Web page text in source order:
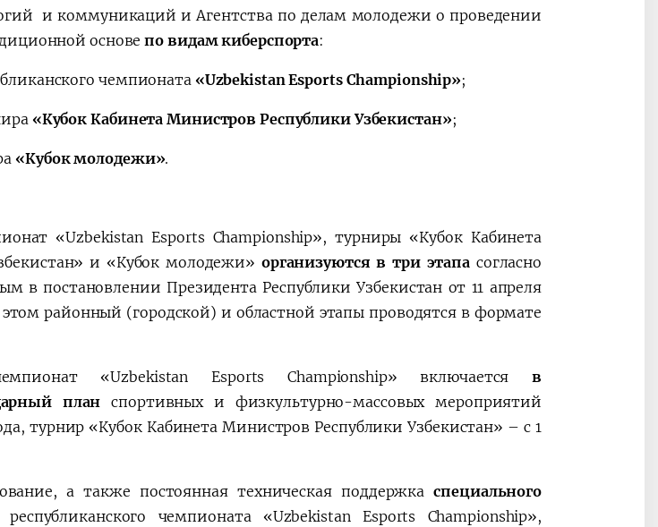
и коммуникаций и Агентства по делам молодежи о проведении
основепо видам киберспорта:
чемпионата«Uzbekistan Esports Championship»;
«Кубок Кабинета Министров Республики Узбекистан»;
«Кубок молодежи».
«Uzbekistan Esports Championship», турниры «Кубок Кабинета
и «Кубок молодежи» организуются в три этапа согласно
в постановлении Президента Республики Узбекистан от 11 апреля
районный (городской) и областной этапы проводятся в формате
«Uzbekistan Esports Championship» включаетсяв
план спортивных и физкультурно-массовых мероприятий
турнир «Кубок Кабинета Министров Республики Узбекистан» – с 1
а также постоянная техническая поддержкаспециального
чемпионата «Uzbekistan Esports Championship»,